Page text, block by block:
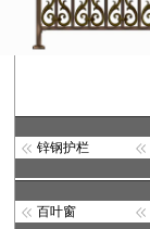
锌钢护栏
百叶窗